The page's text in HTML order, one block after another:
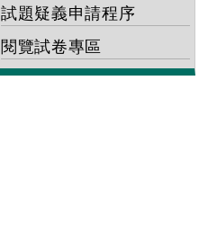
試題疑義申請程序
閱覽試卷專區